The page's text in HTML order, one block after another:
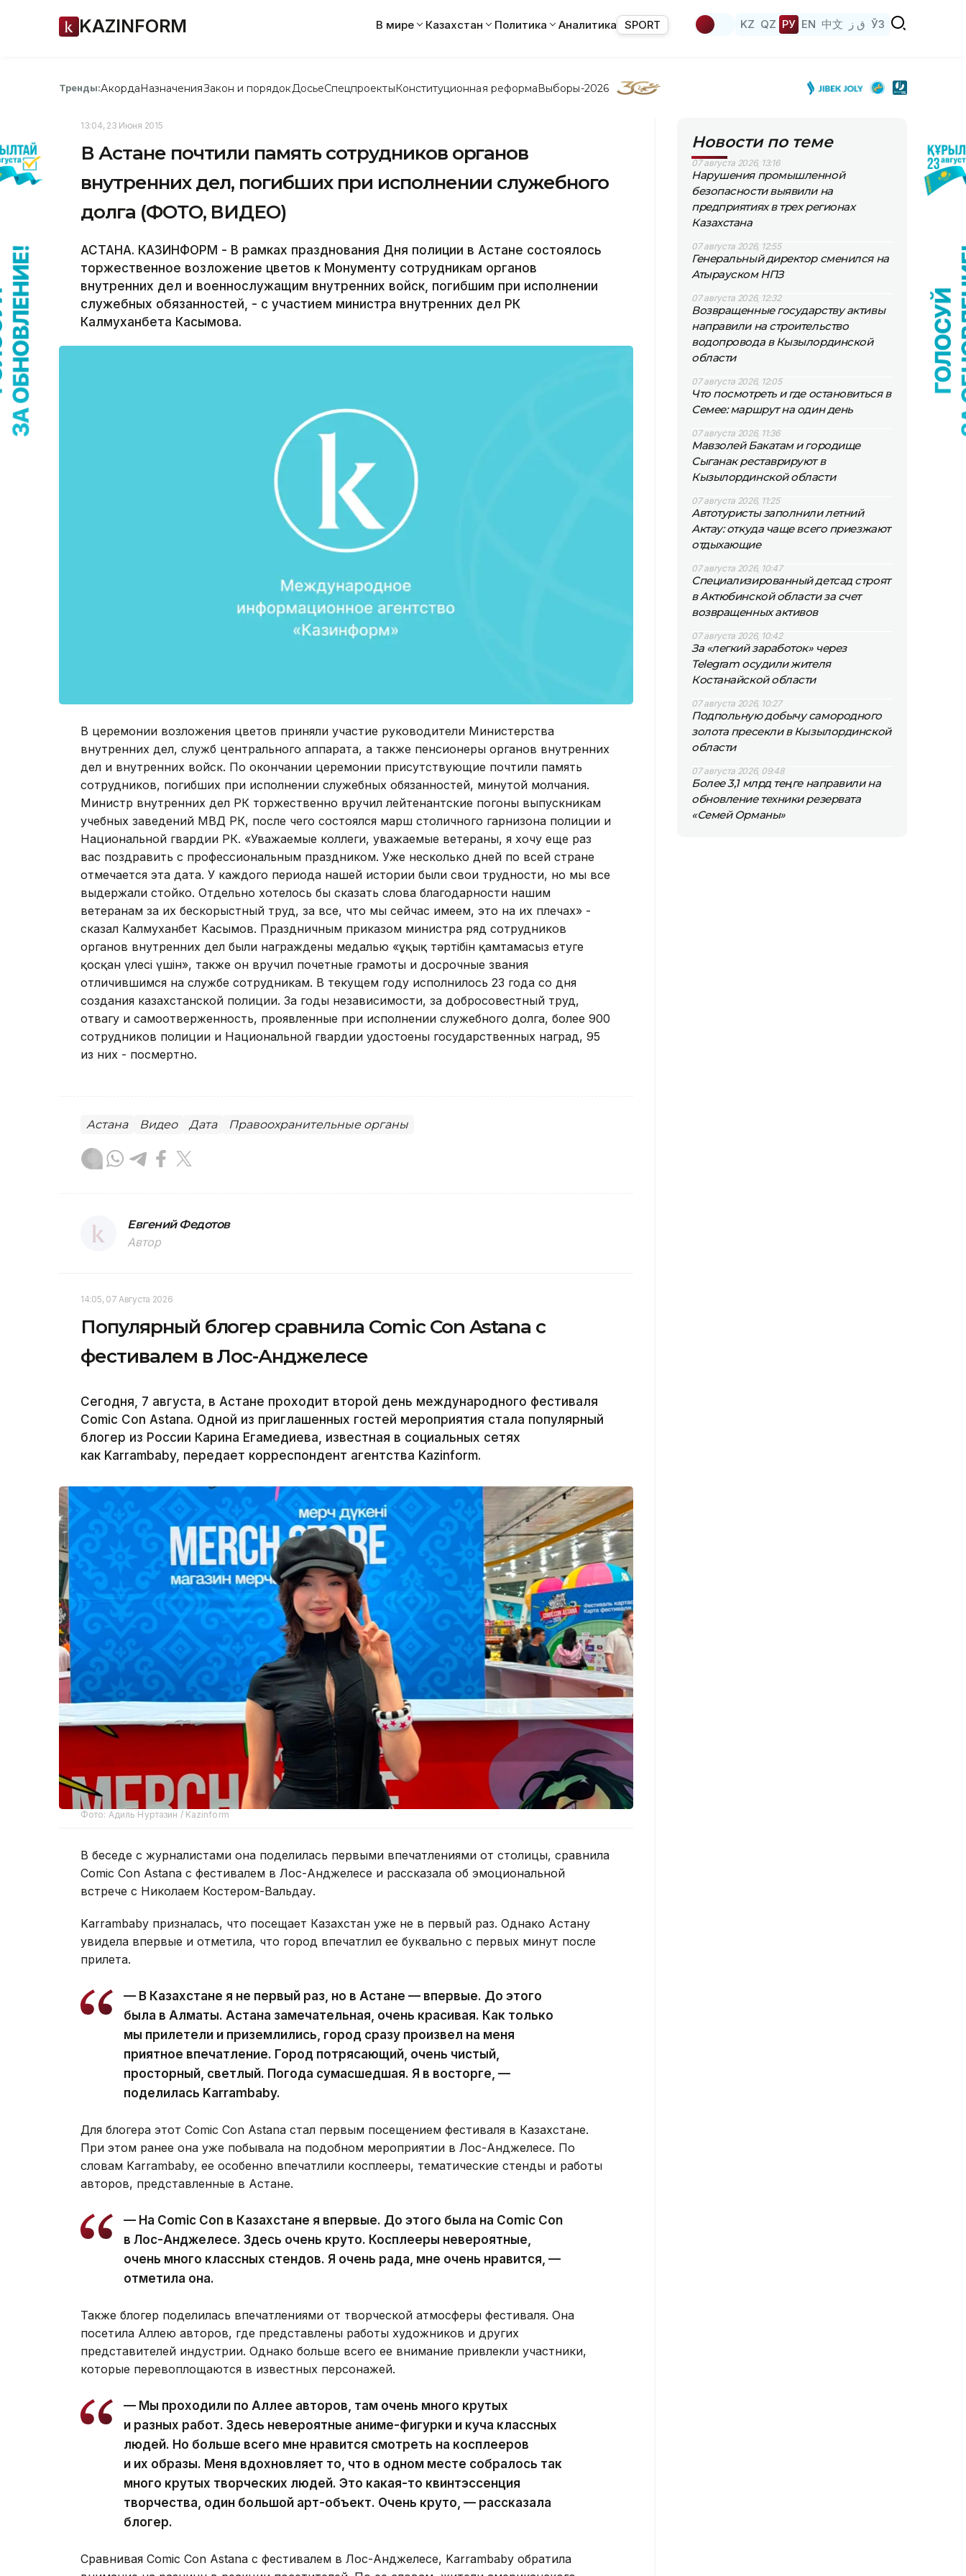
KAZINFORM В мире Казахстан Политика Аналитика SPORT KZ QZ РУ EN 中文 ق ز ЎЗ
Тренды:АкордаНазначенияЗакон и порядок ДосьеСпецпроектыКонституционная реформаВыборы-2026
13:04, 23 Июня 2015
В Астане почтили память сотрудников органов
внутренних дел, погибших при исполнении служебного
долга (ФОТО, ВИДЕО)
АСТАНА. КАЗИНФОРМ - В рамках празднования Дня полиции в Астане состоялось
торжественное возложение цветов к Монументу сотрудникам органов
внутренних дел и военнослужащим внутренних войск, погибшим при исполнении
служебных обязанностей, - с участием министра внутренних дел РК
Калмуханбета Касымова.
В церемонии возложения цветов приняли участие руководители Министерства
внутренних дел, служб центрального аппарата, а также пенсионеры органов внутренних
дел и внутренних войск. По окончании церемонии присутствующие почтили память
сотрудников, погибших при исполнении служебных обязанностей, минутой молчания.
Министр внутренних дел РК торжественно вручил лейтенантские погоны выпускникам
учебных заведений МВД РК, после чего состоялся марш столичного гарнизона полиции и
Национальной гвардии РК. «Уважаемые коллеги, уважаемые ветераны, я хочу еще раз
вас поздравить с профессиональным праздником. Уже несколько дней по всей стране
отмечается эта дата. У каждого периода нашей истории были свои трудности, но мы все
выдержали стойко. Отдельно хотелось бы сказать слова благодарности нашим
ветеранам за их бескорыстный труд, за все, что мы сейчас имеем, это на их плечах» -
сказал Калмуханбет Касымов. Праздничным приказом министра ряд сотрудников
органов внутренних дел были награждены медалью «Құқық тәртібін қамтамасыз етуге
қосқан үлесі үшін», также он вручил почетные грамоты и досрочные звания
отличившимся на службе сотрудникам. В текущем году исполнилось 23 года со дня
создания казахстанской полиции. За годы независимости, за добросовестный труд,
отвагу и самоотверженность, проявленные при исполнении служебного долга, более 900
сотрудников полиции и Национальной гвардии удостоены государственных наград, 95
из них - посмертно.
Астана Видео Дата Правоохранительные органы
Евгений Федотов
Автор
14:05, 07 Августа 2026
Популярный блогер сравнила Comic Con Astana с
фестивалем в Лос-Анджелесе
Сегодня, 7 августа, в Астане проходит второй день международного фестиваля
Comic Con Astana. Одной из приглашенных гостей мероприятия стала популярный
блогер из России Карина Егамедиева, известная в социальных сетях
как Karrambaby, передает корреспондент агентства Kazinform.
Фото: Адиль Нуртазин / Kazinform
В беседе с журналистами она поделилась первыми впечатлениями от столицы, сравнила
Comic Con Astana с фестивалем в Лос-Анджелесе и рассказала об эмоциональной
встрече с Николаем Костером-Вальдау.
Karrambaby призналась, что посещает Казахстан уже не в первый раз. Однако Астану
увидела впервые и отметила, что город впечатлил ее буквально с первых минут после
прилета.
— В Казахстане я не первый раз, но в Астане — впервые. До этого
была в Алматы. Астана замечательная, очень красивая. Как только
мы прилетели и приземлились, город сразу произвел на меня
приятное впечатление. Город потрясающий, очень чистый,
просторный, светлый. Погода сумасшедшая. Я в восторге, —
поделилась Karrambaby.
Для блогера этот Comic Con Astana стал первым посещением фестиваля в Казахстане.
При этом ранее она уже побывала на подобном мероприятии в Лос-Анджелесе. По
словам Karrambaby, ее особенно впечатлили косплееры, тематические стенды и работы
авторов, представленные в Астане.
— На Comic Con в Казахстане я впервые. До этого была на Comic Con
в Лос-Анджелесе. Здесь очень круто. Косплееры невероятные,
очень много классных стендов. Я очень рада, мне очень нравится, —
отметила она.
Также блогер поделилась впечатлениями от творческой атмосферы фестиваля. Она
посетила Аллею авторов, где представлены работы художников и других
представителей индустрии. Однако больше всего ее внимание привлекли участники,
которые перевоплощаются в известных персонажей.
— Мы проходили по Аллее авторов, там очень много крутых
и разных работ. Здесь невероятные аниме-фигурки и куча классных
людей. Но больше всего мне нравится смотреть на косплееров
и их образы. Меня вдохновляет то, что в одном месте собралось так
много крутых творческих людей. Это какая-то квинтэссенция
творчества, один большой арт-объект. Очень круто, — рассказала
блогер.
Сравнивая Comic Con Astana с фестивалем в Лос-Анджелесе, Karrambaby обратила
Новости по теме
07 августа 2026, 13:16
Нарушения промышленной
безопасности выявили на
предприятиях в трех регионах
Казахстана
07 августа 2026, 12:55
Генеральный директор сменился на
Атырауском НПЗ
07 августа 2026, 12:32
Возвращенные государству активы
направили на строительство
водопровода в Кызылординской
области
07 августа 2026, 12:05
Что посмотреть и где остановиться в
Семее: маршрут на один день
07 августа 2026, 11:36
Мавзолей Бакатам и городище
Сыганак реставрируют в
Кызылординской области
07 августа 2026, 11:25
Автотуристы заполнили летний
Актау: откуда чаще всего приезжают
отдыхающие
07 августа 2026, 10:47
Специализированный детсад строят
в Актюбинской области за счет
возвращенных активов
07 августа 2026, 10:42
За «легкий заработок» через
Telegram осудили жителя
Костанайской области
07 августа 2026, 10:27
Подпольную добычу самородного
золота пресекли в Кызылординской
области
07 августа 2026, 09:48
Более 3,1 млрд теңге направили на
обновление техники резервата
«Семей Орманы»